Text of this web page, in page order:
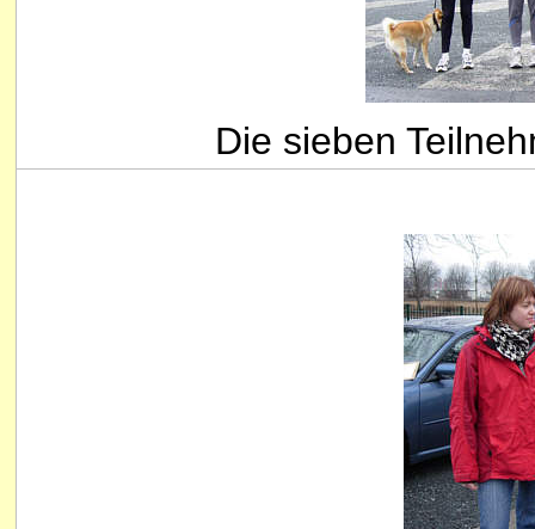
Die sieben